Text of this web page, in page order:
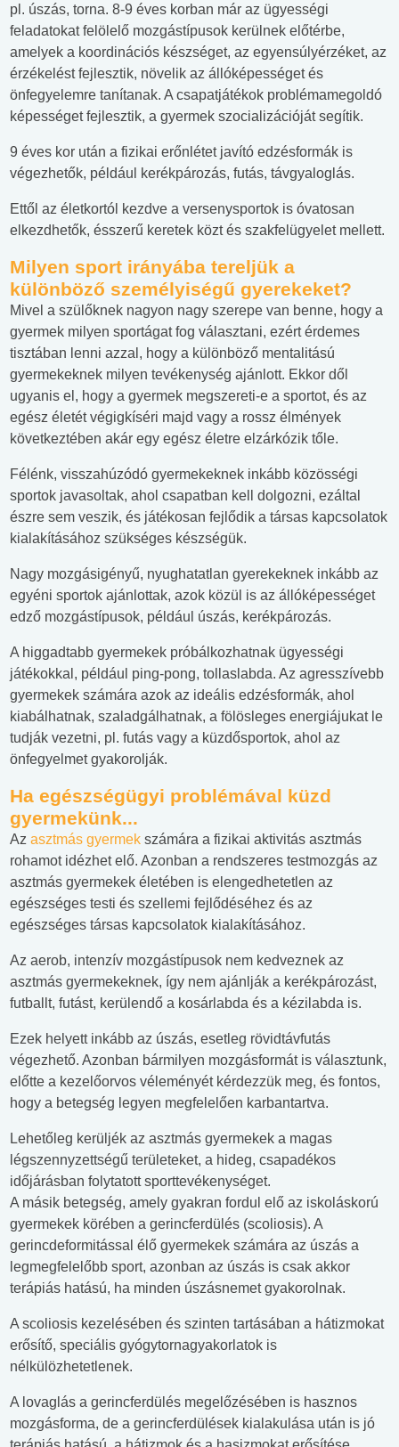
pl. úszás, torna. 8-9 éves korban már az ügyességi
feladatokat felölelő mozgástípusok kerülnek előtérbe,
amelyek a koordinációs készséget, az egyensúlyérzéket, az
érzékelést fejlesztik, növelik az állóképességet és
önfegyelemre tanítanak. A csapatjátékok problémamegoldó
képességet fejlesztik, a gyermek szocializációját segítik.
9 éves kor után a fizikai erőnlétet javító edzésformák is
végezhetők, például kerékpározás, futás, távgyaloglás.
Ettől az életkortól kezdve a versenysportok is óvatosan
elkezdhetők, ésszerű keretek közt és szakfelügyelet mellett.
Milyen sport irányába tereljük a
különböző személyiségű gyerekeket?
Mivel a szülőknek nagyon nagy szerepe van benne, hogy a
gyermek milyen sportágat fog választani, ezért érdemes
tisztában lenni azzal, hogy a különböző mentalitású
gyermekeknek milyen tevékenység ajánlott. Ekkor dől
ugyanis el, hogy a gyermek megszereti-e a sportot, és az
egész életét végigkíséri majd vagy a rossz élmények
következtében akár egy egész életre elzárkózik tőle.
Félénk, visszahúzódó gyermekeknek inkább közösségi
sportok javasoltak, ahol csapatban kell dolgozni, ezáltal
észre sem veszik, és játékosan fejlődik a társas kapcsolatok
kialakításához szükséges készségük.
Nagy mozgásigényű, nyughatatlan gyerekeknek inkább az
egyéni sportok ajánlottak, azok közül is az állóképességet
edző mozgástípusok, például úszás, kerékpározás.
A higgadtabb gyermekek próbálkozhatnak ügyességi
játékokkal, például ping-pong, tollaslabda. Az agresszívebb
gyermekek számára azok az ideális edzésformák, ahol
kiabálhatnak, szaladgálhatnak, a fölösleges energiájukat le
tudják vezetni, pl. futás vagy a küzdősportok, ahol az
önfegyelmet gyakorolják.
Ha egészségügyi problémával küzd
gyermekünk...
Az asztmás gyermek számára a fizikai aktivitás asztmás
rohamot idézhet elő. Azonban a rendszeres testmozgás az
asztmás gyermekek életében is elengedhetetlen az
egészséges testi és szellemi fejlődéséhez és az
egészséges társas kapcsolatok kialakításához.
Az aerob, intenzív mozgástípusok nem kedveznek az
asztmás gyermekeknek, így nem ajánlják a kerékpározást,
futballt, futást, kerülendő a kosárlabda és a kézilabda is.
Ezek helyett inkább az úszás, esetleg rövidtávfutás
végezhető. Azonban bármilyen mozgásformát is választunk,
előtte a kezelőorvos véleményét kérdezzük meg, és fontos,
hogy a betegség legyen megfelelően karbantartva.
Lehetőleg kerüljék az asztmás gyermekek a magas
légszennyzettségű területeket, a hideg, csapadékos
időjárásban folytatott sporttevékenységet.
A másik betegség, amely gyakran fordul elő az iskoláskorú
gyermekek körében a gerincferdülés (scoliosis). A
gerincdeformitással élő gyermekek számára az úszás a
legmegfelelőbb sport, azonban az úszás is csak akkor
terápiás hatású, ha minden úszásnemet gyakorolnak.
A scoliosis kezelésében és szinten tartásában a hátizmokat
erősítő, speciális gyógytornagyakorlatok is
nélkülözhetetlenek.
A lovaglás a gerincferdülés megelőzésében is hasznos
mozgásforma, de a gerincferdülések kialakulása után is jó